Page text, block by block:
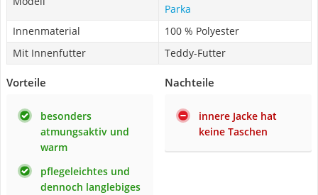
Parka
Innenmaterial
100 % Polyester
Mit Innenfutter
Teddy-Futter
Vorteile
besonders
atmungsaktiv und
warm
pflegeleichtes und
dennoch langlebiges
Nachteile
innere Jacke hat
keine Taschen